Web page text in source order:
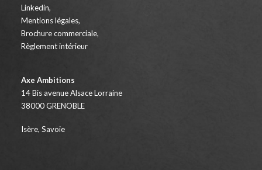
Linkedin,
Mentions légales,
Brochure commerciale,
Règlement intérieur
Axe Ambitions
14 Bis avenue Alsace Lorraine
38000 GRENOBLE
Isère, Savoie